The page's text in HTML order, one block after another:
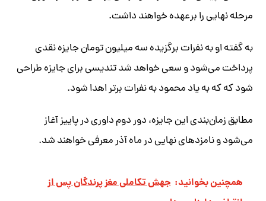
مرحله نهایی را برعهده خواهند داشت.
به گفته او به نفرات برگزیده سه میلیون تومان جایزه نقدی
پرداخت می‌شود و سعی خواهد شد تندیسی برای جایزه طراحی
شود که که به یاد محمود به نفرات برتر اهدا شود.
مطابق زمان‌بندی این جایزه، دور دوم داوری در پاییز آغاز
می‌شود و نامزدهای نهایی در ماه آذر معرفی خواهند شد.
همچنین بخوانید: جهش تکاملی مغز پرندگان پس از